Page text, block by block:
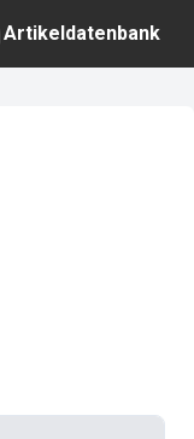
Artikeldatenbank